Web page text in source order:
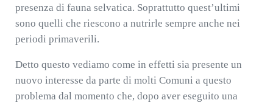
presenza di fauna selvatica. Soprattutto quest’ultimi
sono quelli che riescono a nutrirle sempre anche nei
periodi primaverili.
Detto questo vediamo come in effetti sia presente un
nuovo interesse da parte di molti Comuni a questo
problema dal momento che, dopo aver eseguito una